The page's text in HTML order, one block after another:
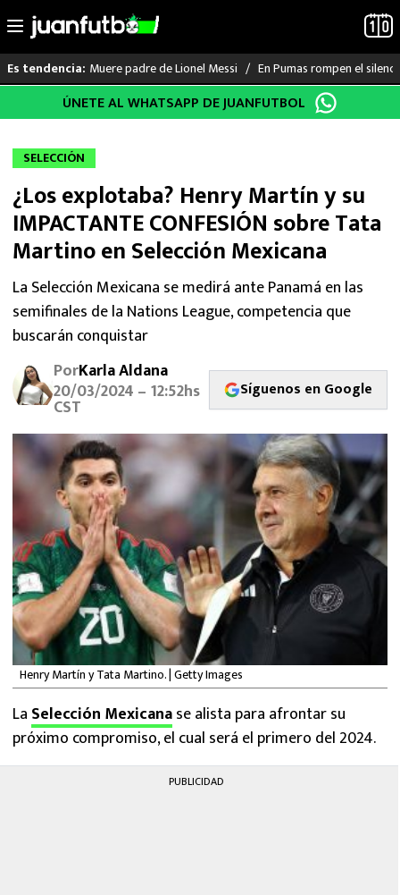
al
Es tendencia: Muere padre de Lionel Messi En Pumas rompen el
LO ÚLTIMO
LIGA MX
RAYADOS
PUMAS
ATLANTE
SELECCIÓN MEXICANA
FUTBOL INTERNACIONAL
MEXICANOS EN EL EXTRANJERO
FUTBOL ESTUFA
FÓRMULA 1
BOXEO
LIGA MX
NFL
ÚNETE AL WHATSAPP DE JUANFUTBOL
SELECCIÓN
¿Los explotaba? Henry Martín y su
IMPACTANTE CONFESIÓN sobre Tata
Martino en Selección Mexicana
La Selección Mexicana se medirá ante Panamá en las
semifinales de la Nations League, competencia que
buscarán conquistar
PorKarla Aldana
20/03/2024 – 12:52hs
CST
Síguenos en Google
Henry Martín y Tata Martino. | Getty Images
La Selección Mexicanase alista para afrontar su
próximo compromiso, el cual será el primero del 2024.
PUBLICIDAD